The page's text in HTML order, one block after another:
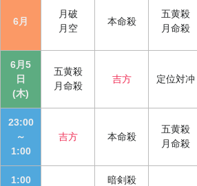
6月
月破
月空
本命殺
五黄殺
月命殺
6月5
日
(木)
五黄殺
月命殺
吉方 定位対冲
23:00
～
1:00
吉方 本命殺
五黄殺
月命殺
1:00
暗剣殺